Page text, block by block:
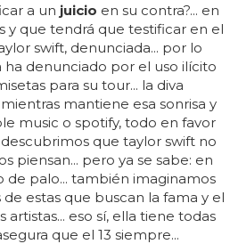
a un juicio en su contra?... en
y que tendrá que testificar en el
swift, denunciada... por lo
ha denunciado por el uso ilícito
para su tour... la diva
mantiene esa sonrisa y
music o spotify, todo en favor
descubrimos que taylor swift no
piensan... pero ya se sabe: en
de palo... también imaginamos
estas que buscan la fama y el
eso sí, ella tiene todas
que el 13 siempre...